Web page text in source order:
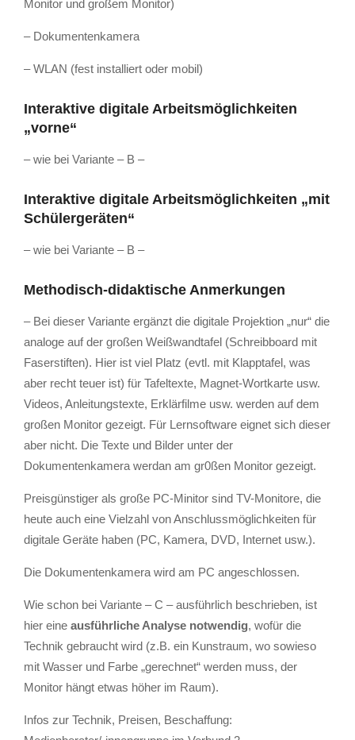
Monitor und großem Monitor)
– Dokumentenkamera
– WLAN (fest installiert oder mobil)
Interaktive digitale Arbeitsmöglichkeiten
„vorne“
– wie bei Variante – B –
Interaktive digitale Arbeitsmöglichkeiten „mit
Schülergeräten“
– wie bei Variante – B –
Methodisch-didaktische Anmerkungen
– Bei dieser Variante ergänzt die digitale Projektion „nur“ die
analoge auf der großen Weißwandtafel (Schreibboard mit
Faserstiften). Hier ist viel Platz (evtl. mit Klapptafel, was
aber recht teuer ist) für Tafeltexte, Magnet-Wortkarte usw.
Videos, Anleitungstexte, Erklärfilme usw. werden auf dem
großen Monitor gezeigt. Für Lernsoftware eignet sich dieser
aber nicht. Die Texte und Bilder unter der
Dokumentenkamera werdan am gr0ßen Monitor gezeigt.
Preisgünstiger als große PC-Minitor sind TV-Monitore, die
heute auch eine Vielzahl von Anschlussmöglichkeiten für
digitale Geräte haben (PC, Kamera, DVD, Internet usw.).
Die Dokumentenkamera wird am PC angeschlossen.
Wie schon bei Variante – C – ausführlich beschrieben, ist
hier eine ausführliche Analyse notwendig, wofür die
Technik gebraucht wird (z.B. ein Kunstraum, wo sowieso
mit Wasser und Farbe „gerechnet“ werden muss, der
Monitor hängt etwas höher im Raum).
Infos zur Technik, Preisen, Beschaffung: